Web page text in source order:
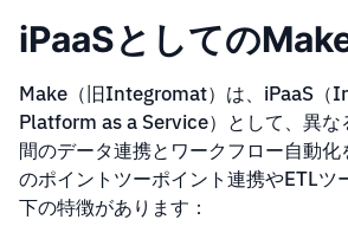
iPaaSとしての
Make（旧Integromat）は、iPaaS（
Platform as a Service）として、異な
間のデータ連携とワークフロー自動
のポイントツーポイント連携やETLツ
下の特徴があります：